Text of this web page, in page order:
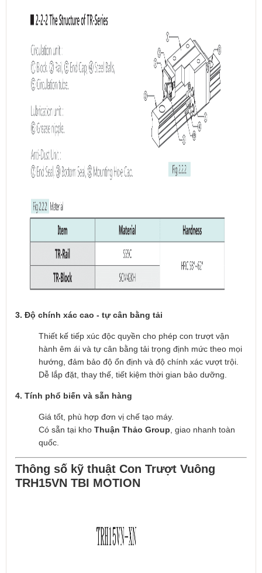
3. Độ chính xác cao - tự cân bằng tải
Thiết kế tiếp xúc độc quyền cho phép con trượt vận
hành êm ái và tự cân bằng tải trọng định mức theo mọi
hướng, đảm bảo độ ổn định và độ chính xác vượt trội.
Dễ lắp đặt, thay thế, tiết kiệm thời gian bảo dưỡng.
4. Tính phổ biến và sẵn hàng
Giá tốt, phù hợp đơn vị chế tạo máy.
Có sẵn tại kho Thuận Thảo Group , giao nhanh toàn
quốc.
Thông số kỹ thuật Con Trượt Vuông
TRH15VN TBI MOTION